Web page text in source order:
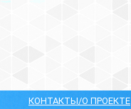
КОНТАКТЫ/О ПРОЕКТЕ